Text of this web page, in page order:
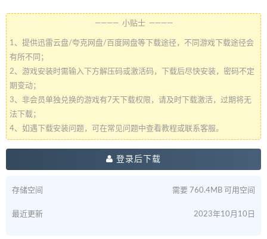
———— 小贴士 ————
1、提供迅雷云盘/夸克网盘/百度网盘等下载途径，不同游戏下载途径会
有所不同；
2、游戏安装时需输入下方解压码或激活码，下载后尽快安装，密码不定
期变动；
3、非会员单独兑换的游戏有7天下载权限，请及时下载激活，过期将无
法下载；
4、如遇下载安装问题，可在常见问题中查看教程或联系客服。
登录后下载
存储空间 需要 760.4MB 可用空间
最近更新 2023年10月10日